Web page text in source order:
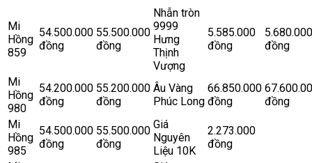
Mi
Hồng
859
54.500.000
đồng
55.500.000
đồng
Nhẫn tròn
9999
Hưng
Thịnh
Vượng
5.585.000
đồng
5.680.000
đồng
Mi
Hồng
980
54.200.000
đồng
55.200.000
đồng
Âu Vàng
Phúc Long
66.850.000
đồng
đồng
Mi
Hồng
985
54.500.000
đồng
55.500.000
đồng
Giá
Nguyên
Liệu 10K
2.273.000
đồng